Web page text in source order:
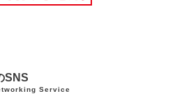
SNS
Service